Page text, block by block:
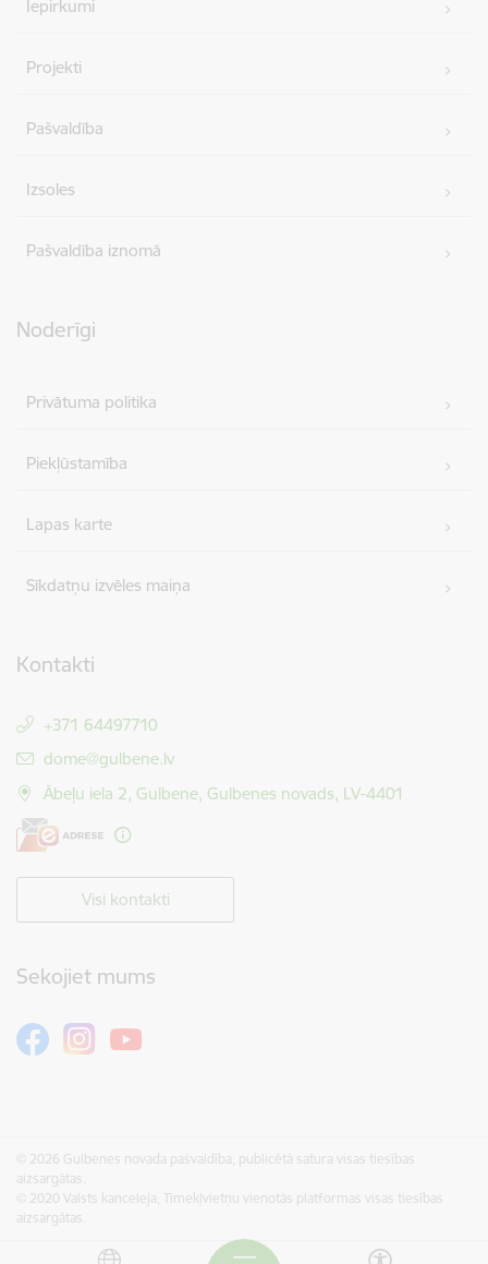
Iepirkumi
Projekti
Pašvaldība
Izsoles
Pašvaldība iznomā
Noderīgi
Privātuma politika
Piekļūstamība
Lapas karte
Sīkdatņu izvēles maiņa
Kontakti
+371 64497710
E-pasts:
dome@gulbene.lv
Ābeļu iela 2, Gulbene, Gulbenes novads, LV-4401
Visi kontakti
Sekojiet mums
© 2026 Gulbenes novada pašvaldība, publicētā satura visas tiesības
aizsargātas.
© 2020 Valsts kanceleja, Tīmekļvietņu vienotās platformas visas tiesības
aizsargātas.